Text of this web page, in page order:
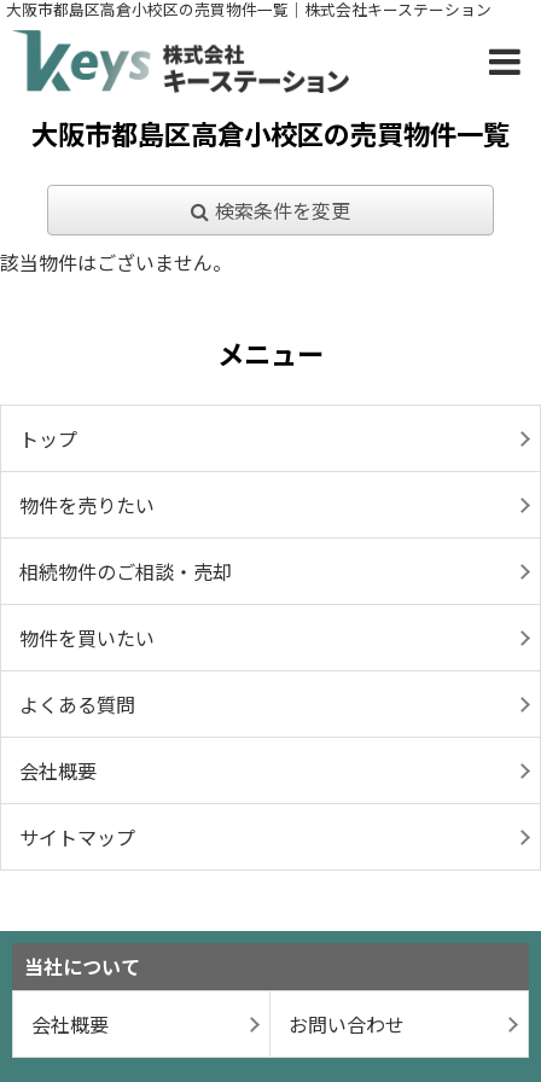
大阪市都島区高倉小校区の売買物件一覧｜株式会社キーステーション
大阪市都島区高倉小校区の売買物件一覧
検索条件を変更
該当物件はございません。
メニュー
トップ
物件を売りたい
相続物件のご相談・売却
物件を買いたい
よくある質問
会社概要
サイトマップ
当社について
会社概要
お問い合わせ